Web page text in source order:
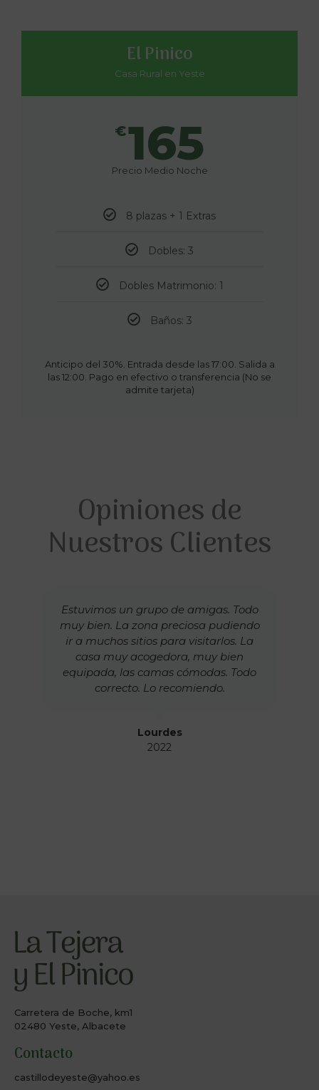
El Pinico
Casa Rural en Yeste
€165
Precio Medio Noche
8 plazas + 1 Extras
Dobles: 3
Dobles Matrimonio: 1
Baños: 3
Anticipo del 30%. Entrada desde las 17:00. Salida a
las 12:00. Pago en efectivo o transferencia (No se
admite tarjeta)
Opiniones de
Nuestros Clientes
Estuvimos un grupo de amigas. Todo
muy bien. La zona preciosa pudiendo
ir a muchos sitios para visitarlos. La
casa muy acogedora, muy bien
equipada, las camas cómodas. Todo
correcto. Lo recomiendo.
Lourdes
2022
Carretera de Boche, km1
02480 Yeste, Albacete
Contacto
castillodeyeste@yahoo.es